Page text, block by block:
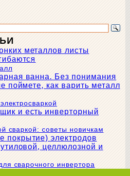
сваркой: советы новичкам
сварочного инвертора